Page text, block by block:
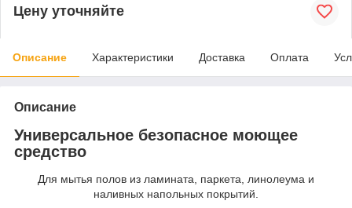
Цену уточняйте
Описание Характеристики Доставка Оплата
Описание
Универсальное безопасное моющее
средство
Для мытья полов из ламината, паркета, линолеума и
наливных напольных покрытий.